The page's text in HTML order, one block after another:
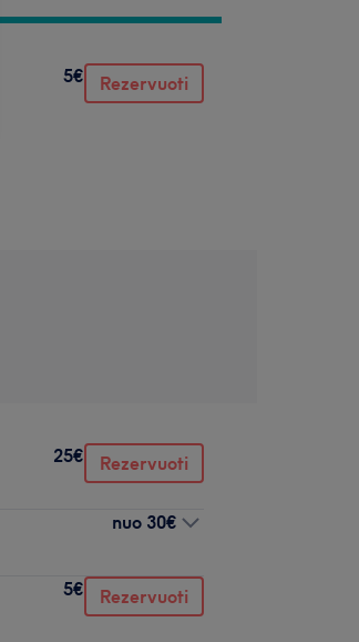
5€ Rezervuoti
25€ Rezervuoti
nuo 30€
5€ Rezervuoti